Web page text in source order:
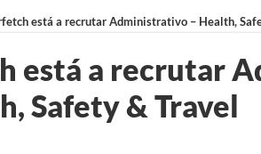
está a recrutar Administrativo – Health,
está a recrutar
Safety & Travel